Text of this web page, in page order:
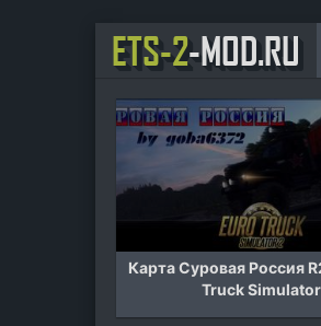
ETS-2-MOD.RU
Карта Суровая Россия
Truck Simulator